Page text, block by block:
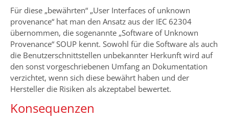
Für diese „bewährten“ „User Interfaces of unknown
provenance“ hat man den Ansatz aus der IEC 62304
übernommen, die sogenannte „Software of Unknown
Provenance“ SOUP kennt. Sowohl für die Software als auch
die Benutzerschnittstellen unbekannter Herkunft wird auf
den sonst vorgeschriebenen Umfang an Dokumentation
verzichtet, wenn sich diese bewährt haben und der
Hersteller die Risiken als akzeptabel bewertet.
Konsequenzen